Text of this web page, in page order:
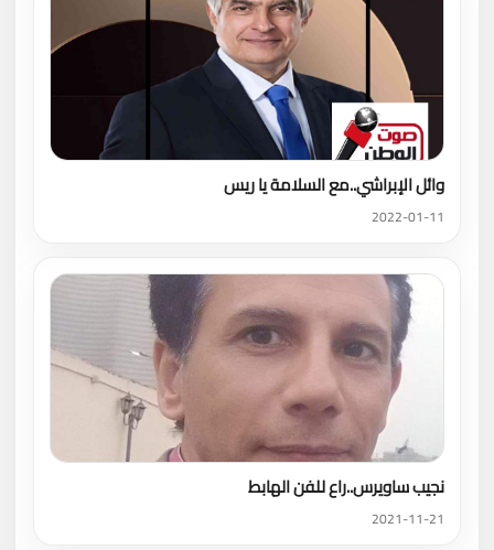
وائل الإبراشي..مع السلامة يا ريس
2022-01-11
نجيب ساويرس..راع للفن الهابط
2021-11-21